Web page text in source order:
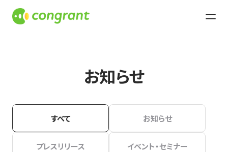
お知らせ
すべて お知らせ
プレスリリース イベント・セミナー